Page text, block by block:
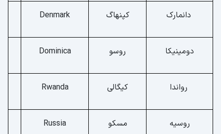
دانمارک کپنهاگ Denmark
دومینیکا روسو Dominica
رواندا کیگالی Rwanda
روسیه مسکو Russia